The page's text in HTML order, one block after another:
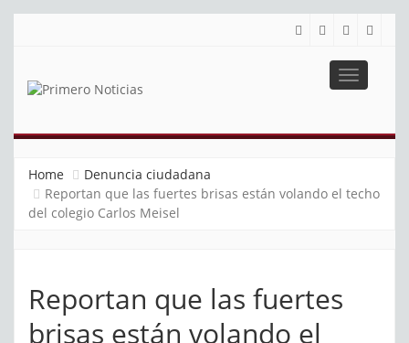
Toggle
Home
Denuncia ciudadana
Reportan que las fuertes brisas están volando el techo
del colegio Carlos Meisel
Reportan que las fuertes
brisas están volando el